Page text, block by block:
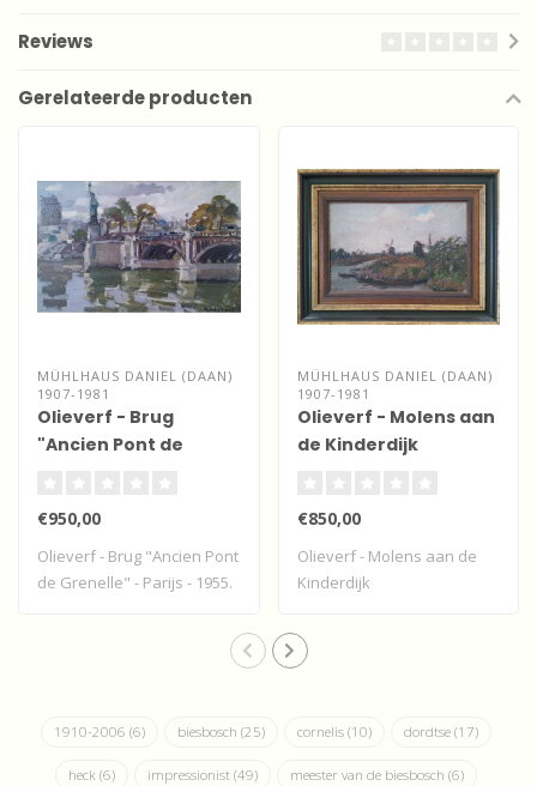
Reviews
Gerelateerde producten
MÜHLHAUS DANIEL (DAAN)
1907-1981
Olieverf - Brug
"Ancien Pont de
€950,00
Olieverf - Brug "Ancien Pont
de Grenelle" - Parijs - 1955.
MÜHLHAUS DANIEL (DAAN)
1907-1981
Olieverf - Molens aan
de Kinderdijk
€850,00
Olieverf - Molens aan de
Kinderdijk
1910-2006 (6) biesbosch (25) cornelis (10) dordtse (17)
heck (6) impressionist (49) meester van de biesbosch (6)